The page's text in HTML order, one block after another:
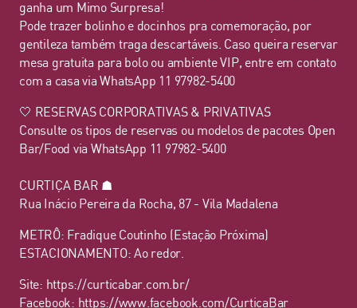
ganha um Mimo Surpresa!
Pode trazer bolinho e docinhos pra comemoração, por
gentileza também traga descartáveis. Caso queira reservar
mesa gratuita para bolo ou ambiente VIP, entre em contato
com a casa via WhatsApp 11 97982-5400
🤍 RESERVAS CORPORATIVAS & PRIVATIVAS
Consulte os tipos de reservas ou modelos de pacotes Open
Bar/Food via WhatsApp 11 97982-5400
CURTIÇA BAR ☗
Rua Inácio Pereira da Rocha, 87 - Vila Madalena
METRÔ: Fradique Coutinho (Estação Próxima)
ESTACIONAMENTO: Ao redor.
Site: https://curticabar.com.br/
Facebook: https://www.facebook.com/CurticaBar